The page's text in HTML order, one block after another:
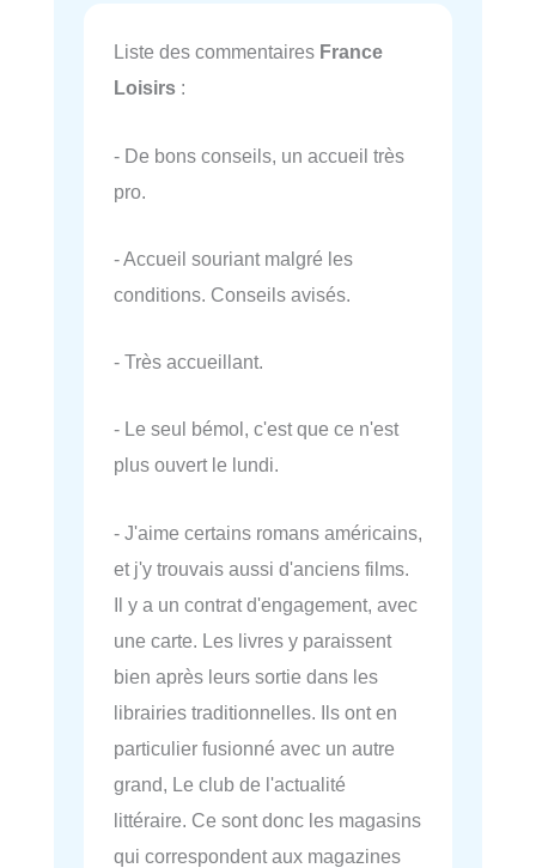
Liste des commentaires France
Loisirs :
- De bons conseils, un accueil très
pro.
- Accueil souriant malgré les
conditions. Conseils avisés.
- Très accueillant.
- Le seul bémol, c'est que ce n'est
plus ouvert le lundi.
- J'aime certains romans américains,
et j'y trouvais aussi d'anciens films.
Il y a un contrat d'engagement, avec
une carte. Les livres y paraissent
bien après leurs sortie dans les
librairies traditionnelles. Ils ont en
particulier fusionné avec un autre
grand, Le club de l'actualité
littéraire. Ce sont donc les magasins
qui correspondent aux magazines